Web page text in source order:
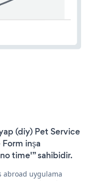
(diy) Pet Service
inşa
time'” sahibidir.
abroad uygulama